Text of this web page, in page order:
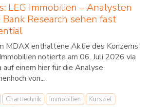
LEG Immobilien – Analysten
Research sehen fast
MDAX enthaltene Aktie des Konzerns
notierte am 06. Juli 2026 via
auf einem hier für die Analyse
von...
Charttechnik Immobilien
Kursziel